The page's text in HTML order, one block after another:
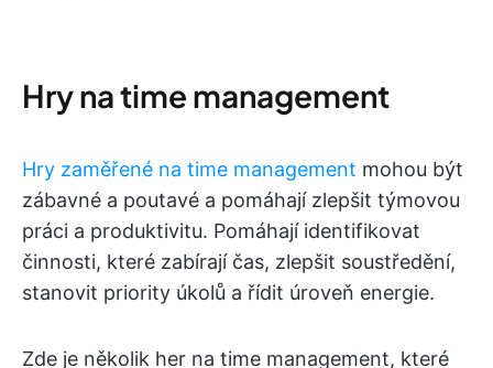
Hry na time management
Hry zaměřené na time management mohou být
zábavné a poutavé a pomáhají zlepšit týmovou
práci a produktivitu. Pomáhají identifikovat
činnosti, které zabírají čas, zlepšit soustředění,
stanovit priority úkolů a řídit úroveň energie.
Zde je několik her na time management, které